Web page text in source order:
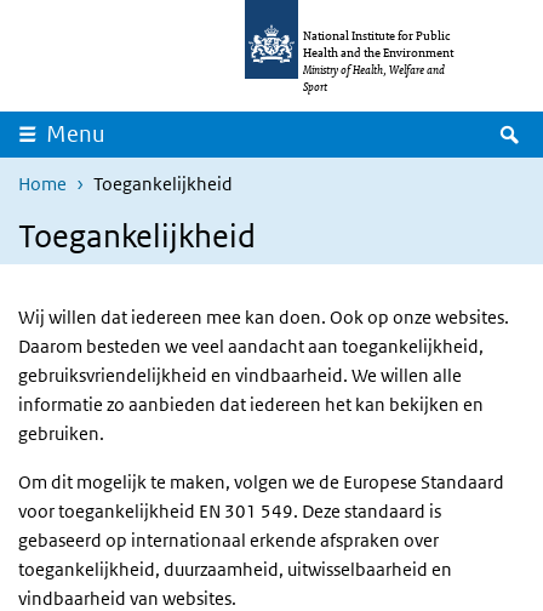
National Institute for Public
Health and the Environment
Ministry of Health, Welfare and
Sport
Menu
Home Toegankelijkheid
Toegankelijkheid
Wij willen dat iedereen mee kan doen. Ook op onze websites.
Daarom besteden we veel aandacht aan toegankelijkheid,
gebruiksvriendelijkheid en vindbaarheid. We willen alle
informatie zo aanbieden dat iedereen het kan bekijken en
gebruiken.
Om dit mogelijk te maken, volgen we de Europese Standaard
voor toegankelijkheid EN 301 549. Deze standaard is
gebaseerd op internationaal erkende afspraken over
toegankelijkheid, duurzaamheid, uitwisselbaarheid en
vindbaarheid van websites.